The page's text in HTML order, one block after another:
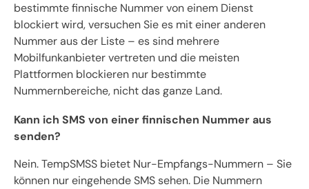
bestimmte finnische Nummer von einem Dienst
blockiert wird, versuchen Sie es mit einer anderen
Nummer aus der Liste – es sind mehrere
Mobilfunkanbieter vertreten und die meisten
Plattformen blockieren nur bestimmte
Nummernbereiche, nicht das ganze Land.
Kann ich SMS von einer finnischen Nummer aus
senden?
Nein. TempSMSS bietet Nur-Empfangs-Nummern – Sie
können nur eingehende SMS sehen. Die Nummern